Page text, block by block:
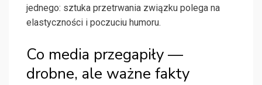
jednego: sztuka przetrwania związku polega na
elastyczności i poczuciu humoru.
Co media przegapiły —
drobne, ale ważne fakty